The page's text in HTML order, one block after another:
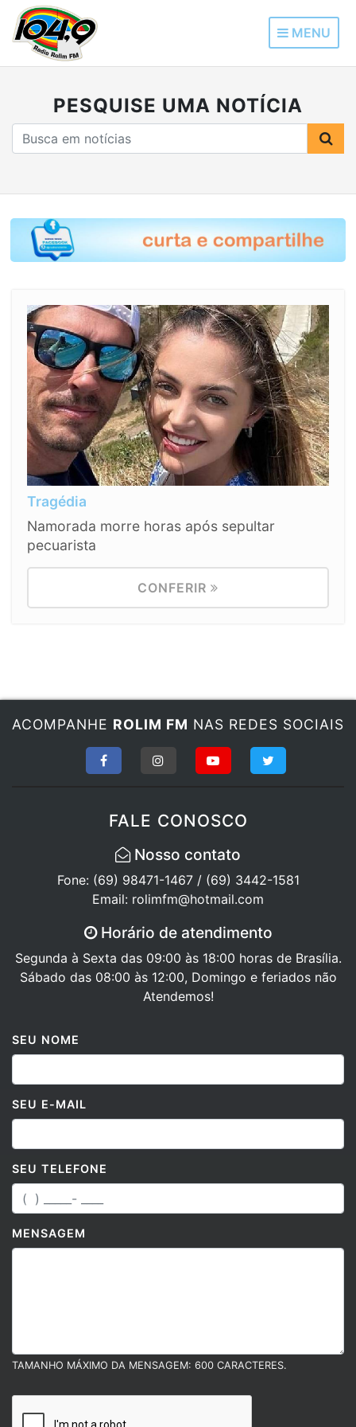
MENU
PESQUISE UMA NOTÍCIA
Tragédia
Namorada morre horas após sepultar
pecuarista
CONFERIR
ACOMPANHE ROLIM FM NAS REDES SOCIAIS
FALE CONOSCO
Nosso contato
Fone: (69) 98471-1467 / (69) 3442-1581
Email: rolimfm@hotmail.com
Horário de atendimento
Segunda à Sexta das 09:00 às 18:00 horas de Brasília.
Sábado das 08:00 às 12:00, Domingo e feriados não
Atendemos!
SEU NOME
SEU E-MAIL
SEU TELEFONE
MENSAGEM
TAMANHO MÁXIMO DA MENSAGEM: 600 CARACTERES.